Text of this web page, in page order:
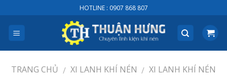
to
content
HOTLINE : 0907 868 807
TRANG CHỦ / XI LANH KHÍ NÉN / XI LANH KHÍ NÉN